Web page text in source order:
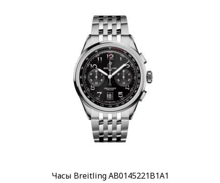
Часы Breitling AB0145221B1A1